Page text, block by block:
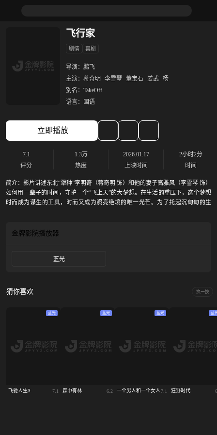
飞行家
剧情 喜剧
导演： 鹏飞
主演： 蒋奇明 李雪琴 董宝石 姜武 杨
别名： TakeOff
语言：
国语
立即播放
7.1
评分
1.3万
热度
2026.01.17
上映时间
2小时2分
时间
简介： 影片讲述东北“犟种”李明奇（蒋奇明 饰）和他的妻子高雅风（李雪琴 饰）
如何用一辈子的时间，守护一个“飞上天”的大梦想。在生活的重压下，这个梦想
时而成为谋生的工具，时而又成为照亮绝境的唯一光芒。为了托起沉甸甸的生
金牌影院播放器
蓝光
猜你喜欢 换一换
蓝光
飞驰人生3 7.1
蓝光
森中有林 6.2
蓝光
一个男人和一个女人7.1
蓝
狂野时代